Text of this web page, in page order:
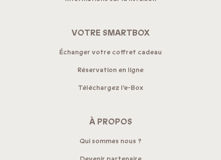
VOTRE SMARTBOX
Échanger votre coffret cadeau
Réservation en ligne
Téléchargez l'e-Box
À PROPOS
Qui sommes nous ?